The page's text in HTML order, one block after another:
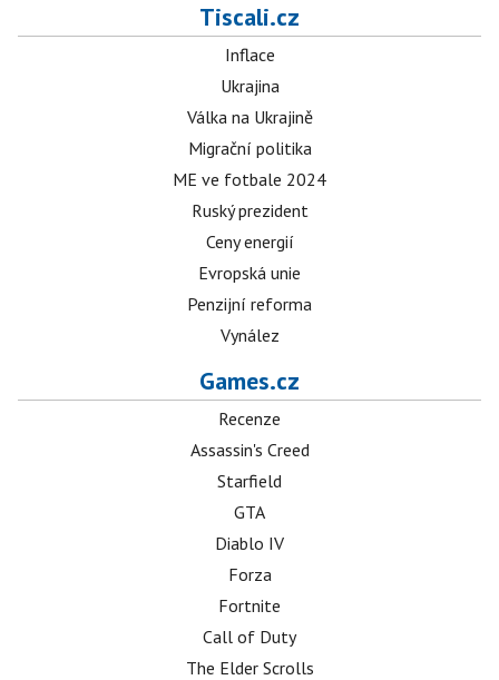
Tiscali.cz
Inflace
Ukrajina
Válka na Ukrajině
Migrační politika
ME ve fotbale 2024
Ruský prezident
Ceny energií
Evropská unie
Penzijní reforma
Vynález
Games.cz
Recenze
Assassin's Creed
Starfield
GTA
Diablo IV
Forza
Fortnite
Call of Duty
The Elder Scrolls